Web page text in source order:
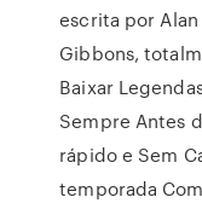
escrita por
Gibbons,
Baixar
Sempre Antes
rápido e Sem
temporada